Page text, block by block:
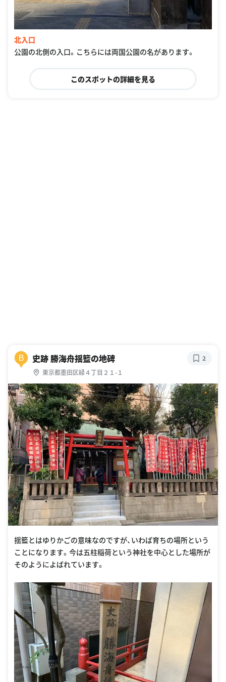
北入口
公園の北側の入口。こちらには両国公園の名があります。
このスポットの詳細を見る
B 史跡 勝海舟揺籃の地碑
東京都墨田区緑４丁目２１-１
2
揺籃とはゆりかごの意味なのですが、いわば育ちの場所という
ことになります。今は五柱稲荷という神社を中心とした場所が
そのようによばれています。